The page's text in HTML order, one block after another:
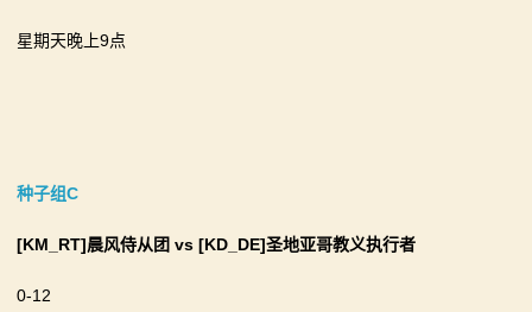
星期天晚上9点
种子组C
[KM_RT]晨风侍从团 vs [KD_DE]圣地亚哥教义执行者
0-12